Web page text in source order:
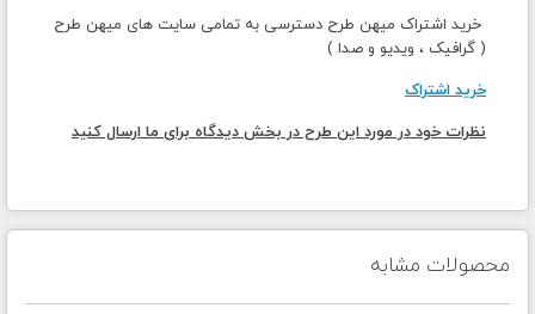
خرید اشتراک میهن طرح دسترسی به تمامی سایت های میهن طرح
( گرافیک ، ویدیو و صدا )
خرید اشتراک
نظرات خود در مورد این طرح در بخش دیدگاه برای ما ارسال کنید
محصولات مشابه